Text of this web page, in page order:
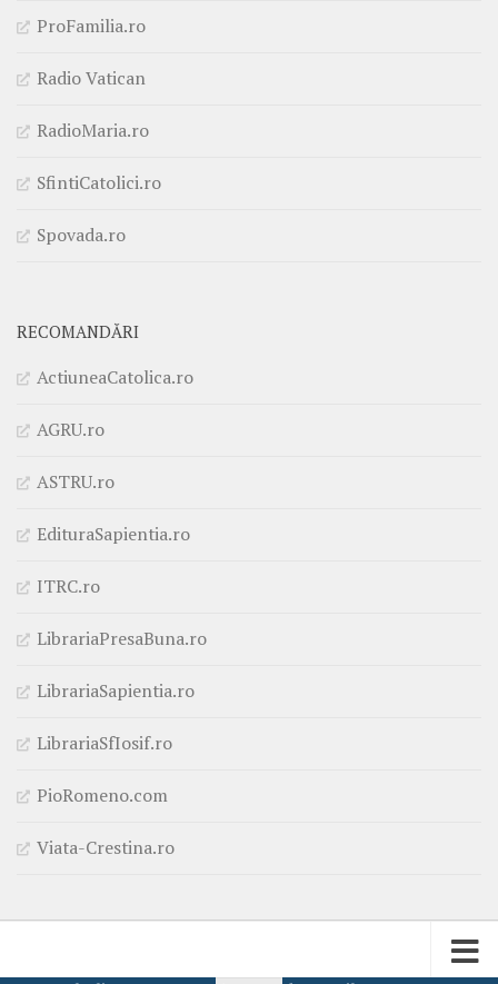
ProFamilia.ro
Radio Vatican
RadioMaria.ro
SfintiCatolici.ro
Spovada.ro
RECOMANDĂRI
ActiuneaCatolica.ro
AGRU.ro
ASTRU.ro
EdituraSapientia.ro
ITRC.ro
LibrariaPresaBuna.ro
LibrariaSapientia.ro
LibrariaSfIosif.ro
PioRomeno.com
Viata-Crestina.ro